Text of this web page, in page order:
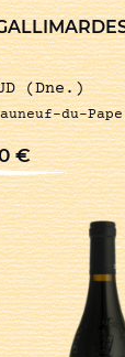
(Dne.)
du-Pape
€